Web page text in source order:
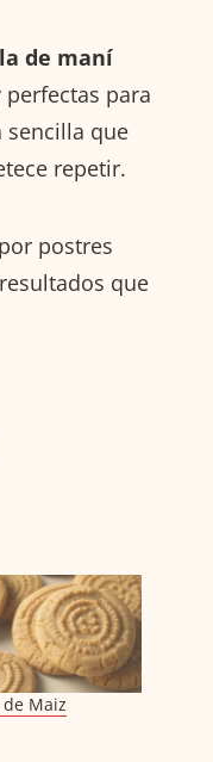
de maní
para
sencilla que
repetir.
postres
que
Maiz